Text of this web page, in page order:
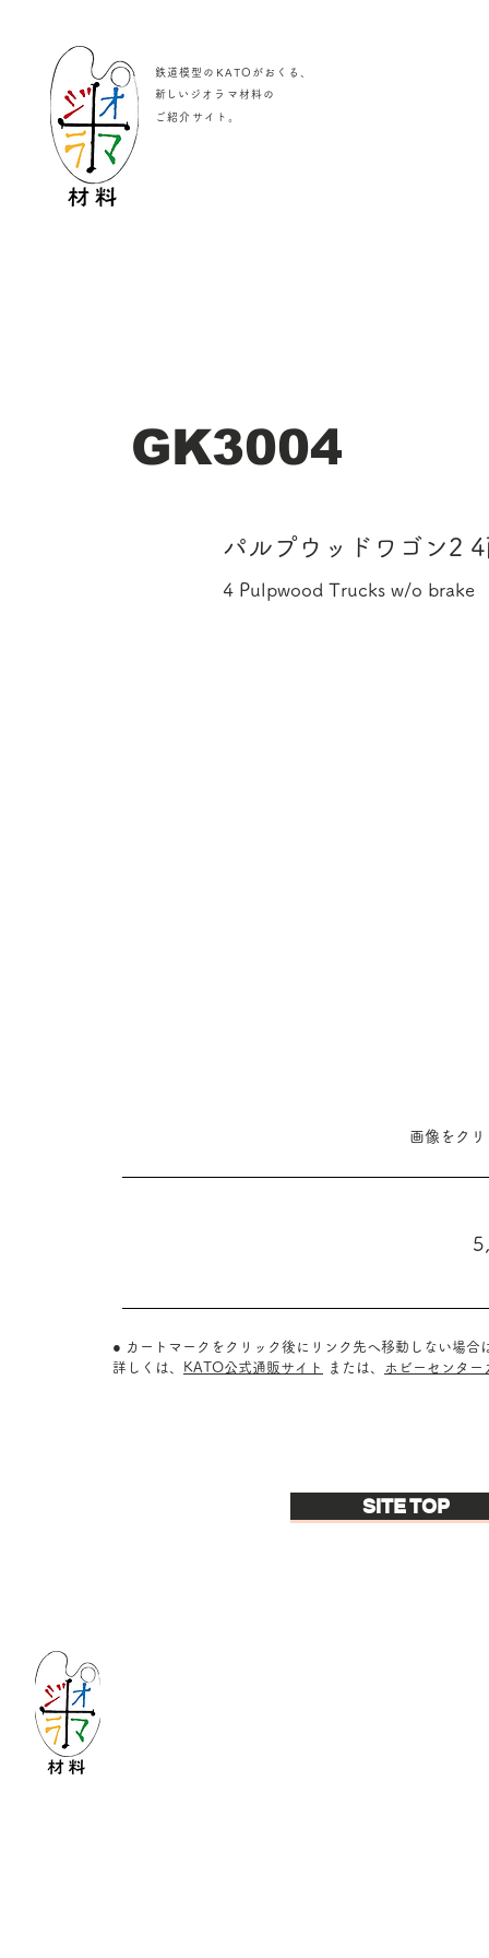
鉄道模型のKATOがおくる、
​新しいジオラマ材料の
ご紹介サイト
GK3004
4 Pulpwood Trucks w/o brake
パルプウッドワゴン2
画像をク
● カートマークをクリック後にリンク先へ移動しない場
詳しくは、
KATO公式通販サイト または、 ホビーセンター
SITE TOP